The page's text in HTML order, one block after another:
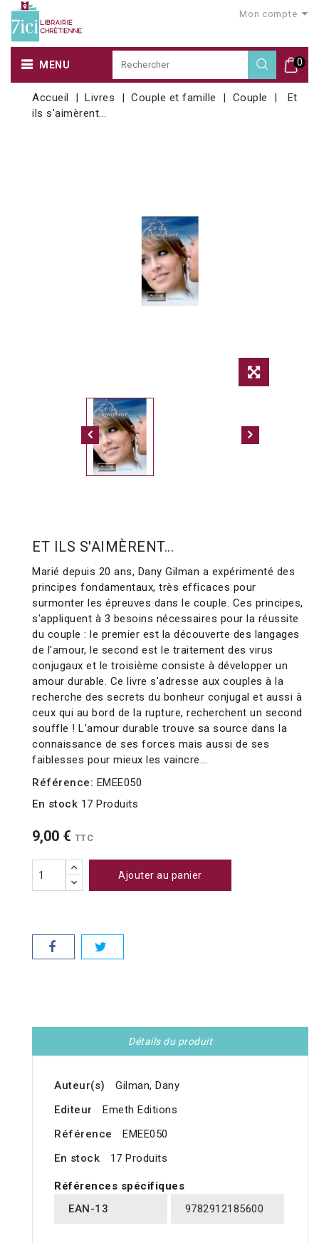
Mon compte
0
MENU
Accueil Livres Couple et famille Couple
Et
ils s'aimèrent...
ET ILS S'AIMÈRENT...
Marié depuis 20 ans, Dany Gilman a expérimenté des
principes fondamentaux, très efficaces pour
surmonter les épreuves dans le couple. Ces principes,
s'appliquent à 3 besoins nécessaires pour la réussite
du couple : le premier est la découverte des langages
de l'amour, le second est le traitement des virus
conjugaux et le troisième consiste à développer un
amour durable. Ce livre s'adresse aux couples à la
recherche des secrets du bonheur conjugal et aussi à
ceux qui au bord de la rupture, recherchent un second
souffle ! L'amour durable trouve sa source dans la
connaissance de ses forces mais aussi de ses
faiblesses pour mieux les vaincre...
Référence: EMEE050
En stock 17 Produits
9,00 € TTC
Ajouter au panier
Détails du produit
Auteur(s)
Gilman, Dany
Editeur
Emeth Editions
Référence
EMEE050
En stock
17 Produits
Références spécifiques
EAN-13
9782912185600